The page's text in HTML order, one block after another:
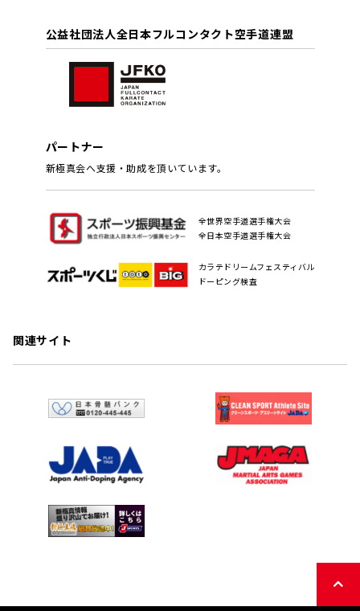
公益社団法人全日本フルコンタクト空手道連盟
パートナー
新極真会へ支援・助成を頂いています。
全世界空手道選手権大会
全日本空手道選手権大会
カラテドリームフェスティバル
ドーピング検査
関連サイト